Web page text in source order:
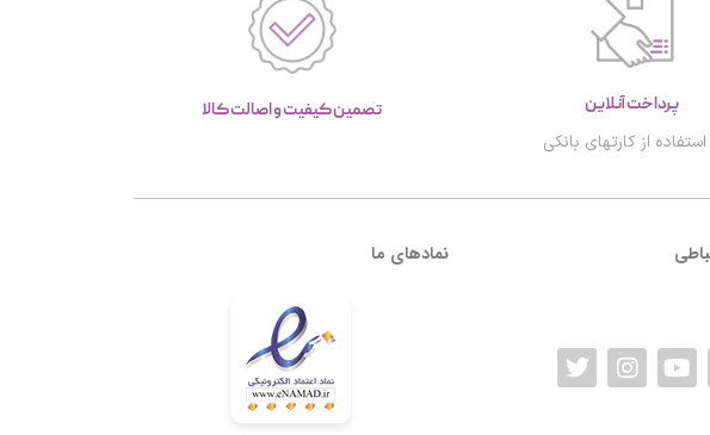
پرداخت آنلاین
استفاده از کارتهای بانکی
تصمین کیفیت و اصالت کالا
نمادهای ما